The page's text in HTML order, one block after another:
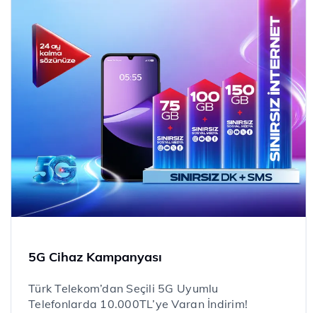
5G Cihaz Kampanyası
Türk Telekom’dan Seçili 5G Uyumlu
Telefonlarda 10.000TL’ye Varan İndirim!